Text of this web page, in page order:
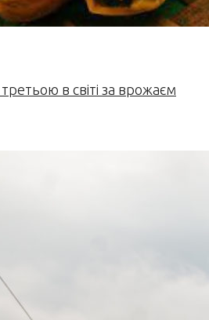
в світі за врожаєм